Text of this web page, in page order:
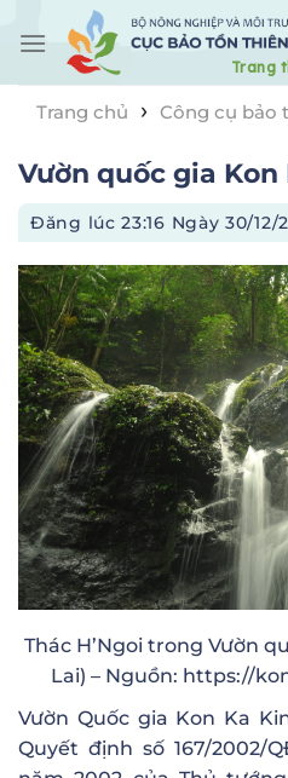
content
Trang chủ
› Công cụ bảo
Vườn quốc gia Kon
Đăng lúc23:16 Ngày 30/12/
Thác H’Ngoi trong Vườn
Lai) – Nguồn: https://
Vườn Quốc gia Kon Ka
Quyết định số 167/2002/